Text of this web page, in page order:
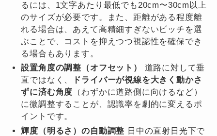
るには、1文字あたり最低でも20cm〜30cm以上
のサイズが必要です。また、距離がある程度離
れる場合は、あえて高精細すぎないピッチを選
ぶことで、コストを抑えつつ視認性を確保でき
る場合もあります。
設置角度の調整（オフセット）
道路に対して垂
直ではなく、
ドライバーが視線を大きく動かさ
ずに済む角度 （わずかに道路側に向けるなど）
に微調整することが、認識率を劇的に変えるポ
イントです。
輝度（明るさ）の自動調整 日中の直射日光下で